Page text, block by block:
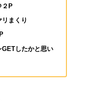
２P
まくり
したかと思い